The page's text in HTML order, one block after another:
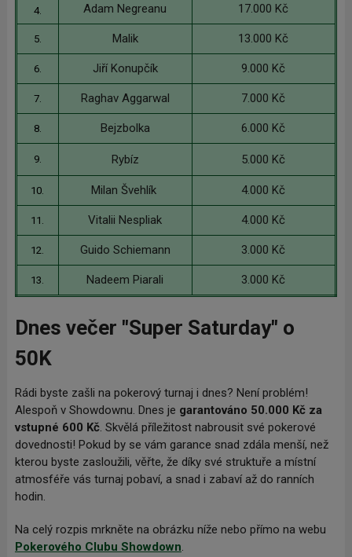
4. Adam Negreanu 17.000 Kč
5. Malik 13.000 Kč
6. Jiří Konupčík 9.000 Kč
7. Raghav Aggarwal 7.000 Kč
8. Bejzbolka 6.000 Kč
9. Rybíz 5.000 Kč
10. Milan Švehlík 4.000 Kč
11. Vitalii Nespliak 4.000 Kč
12. Guido Schiemann 3.000 Kč
13. Nadeem Piarali 3.000 Kč
Dnes večer "Super Saturday" o
50K
Rádi byste zašli na pokerový turnaj i dnes? Není problém!
Alespoň v Showdownu. Dnes je garantováno 50.000 Kč za
vstupné 600 Kč. Skvělá příležitost nabrousit své pokerové
dovednosti! Pokud by se vám garance snad zdála menší, než
kterou byste zasloužili, věřte, že díky své struktuře a místní
atmosféře vás turnaj pobaví, a snad i zabaví až do ranních
hodin.
Na celý rozpis mrkněte na obrázku níže nebo přímo na webu
Pokerového Clubu Showdown